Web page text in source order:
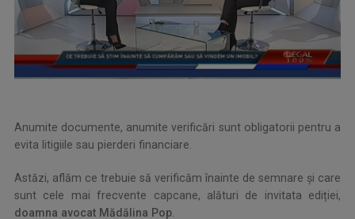
Anumite documente, anumite verificări sunt obligatorii pentru a
evita litigiile sau pierderi financiare.
Astăzi, aflăm ce trebuie să verificăm înainte de semnare și care
sunt cele mai frecvente capcane, alături de invitata ediției,
doamna avocat Mădălina Pop